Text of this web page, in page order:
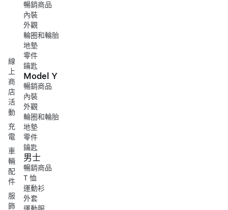
線
上
商
店
活
動
充
電
車
輛
配
件
服
飾
暢銷商品
內裝
外觀
輪圈和輪胎
地墊
零件
鑰匙
Model Y
暢銷商品
內裝
外觀
輪圈和輪胎
地墊
零件
鑰匙
男士
暢銷商品
T 恤
運動衫
外套